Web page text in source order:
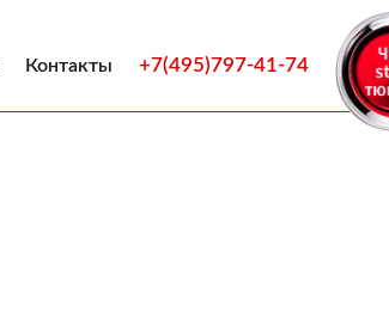
Контакты +7(495)797-41-74